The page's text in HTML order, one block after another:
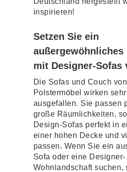
inspirieren!
Setzen Sie ein
außergewöhnliches
mit Designer-Sofas
Die Sofas und Couch
Polstermöbel wirken
ausgefallen. Sie passen
große Räumlichkeiten,
Design-Sofas perfekt in
einer hohen Decke und
passen. Wenn Sie ein
Sofa oder eine Designer-
Wohnlandschaft suchen,